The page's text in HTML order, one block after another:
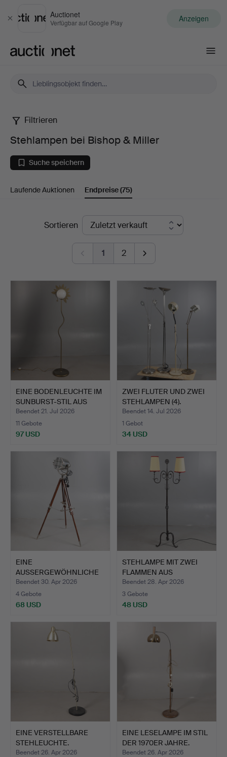
Schließen
Auctionet
Verfügbar auf Google Play Anzeigen
Stehlampen
bei
Bishop
Filtrieren
Stehlampen bei Bishop & Miller
Suche speichern
Laufende Auktionen Endpreise(75)
EndpreiseSortieren
1 2
EINE BODENLEUCHTE IM
SUNBURST-STIL AUS
MES…
Beendet 21. Jul 2026
11 Gebote
97 USD
ZWEI FLUTER UND ZWEI
STEHLAMPEN (4).
Beendet 14. Jul 2026
1 Gebot
34 USD
EINE
AUSSERGEWÖHNLICHE
STEHLAMPE IN FORM E…
Beendet 30. Apr 2026
4 Gebote
68 USD
STEHLAMPE MIT ZWEI
FLAMMEN AUS
SCHMIEDEEIS…
Beendet 28. Apr 2026
3 Gebote
48 USD
EINE VERSTELLBARE
STEHLEUCHTE.
Beendet 26. Apr 2026
EINE LESELAMPE IM STIL
DER 1970ER JAHRE.
Beendet 26. Apr 2026